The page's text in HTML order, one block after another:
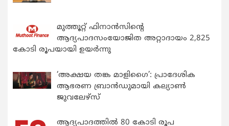
മുത്തൂറ്റ് ഫിനാൻസിന്റെ
ആദ്യപാദസംയോജിത അറ്റാദായം 2,825
കോടി രൂപയായി ഉയർന്നു
‘അക്ഷയ തങ്ക മാളിഗൈ’: പ്രാദേശിക
ആഭരണ ബ്രാന്‍ഡുമായി കല്യാണ്‍
ജുവലേഴ്‌സ്
ആദ്യപാദത്തിൽ 80 കോടി രൂപ